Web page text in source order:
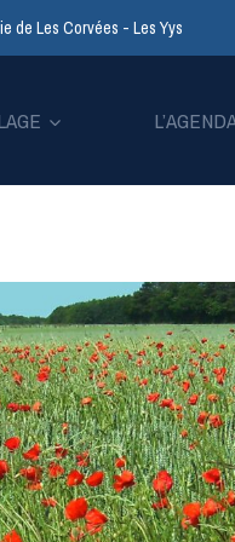
de Les Corvées - Les Yys